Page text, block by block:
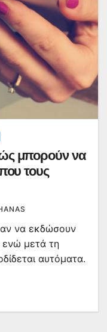
μπορούν να
τους
να εκδώσουν
ενώ μετά τη
αυτόματα.